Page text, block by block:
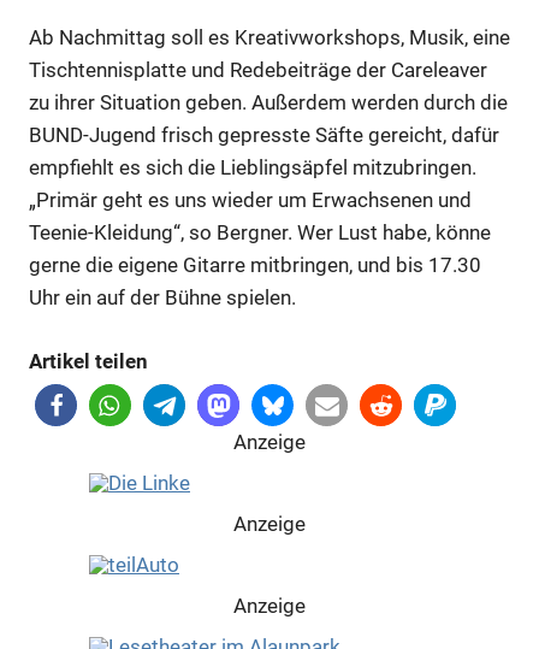
Ab Nachmittag soll es Kreativworkshops, Musik, eine
Tischtennisplatte und Redebeiträge der Careleaver
zu ihrer Situation geben. Außerdem werden durch die
BUND-Jugend frisch gepresste Säfte gereicht, dafür
empfiehlt es sich die Lieblingsäpfel mitzubringen.
„Primär geht es uns wieder um Erwachsenen und
Teenie-Kleidung“, so Bergner. Wer Lust habe, könne
gerne die eigene Gitarre mitbringen, und bis 17.30
Uhr ein auf der Bühne spielen.
Artikel teilen
Anzeige
Anzeige
Anzeige